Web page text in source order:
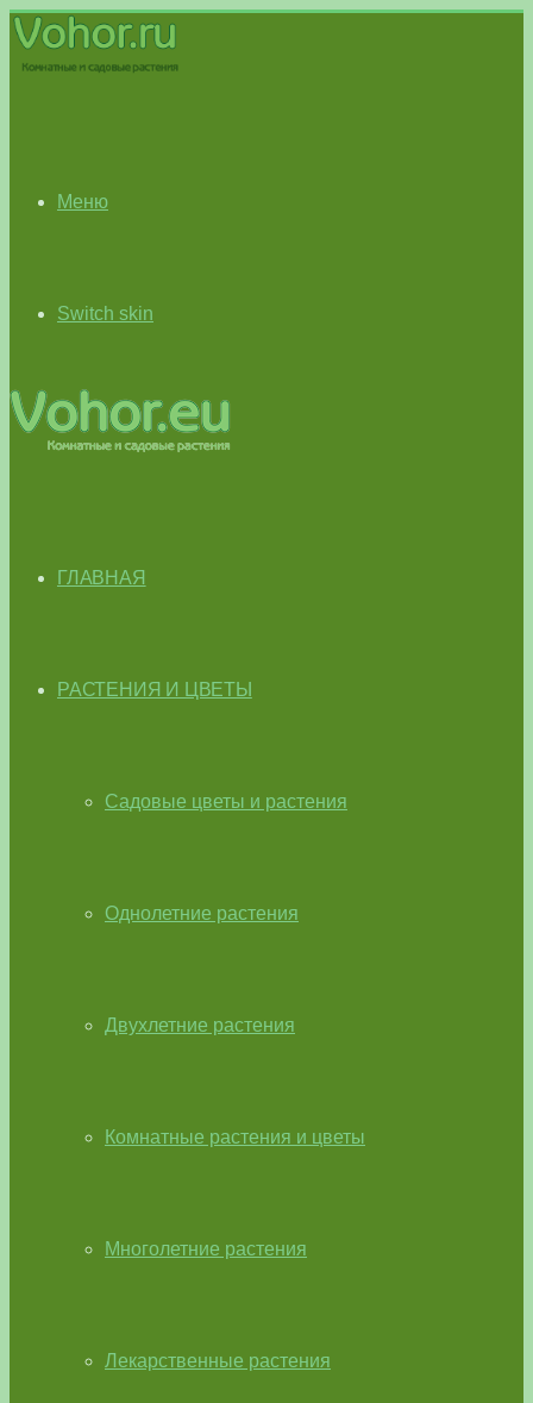
Меню
Switch skin
ГЛАВНАЯ
РАСТЕНИЯ И ЦВЕТЫ
Садовые цветы и растения
Однолетние растения
Двухлетние растения
Комнатные растения и цветы
Многолетние растения
Лекарственные растения